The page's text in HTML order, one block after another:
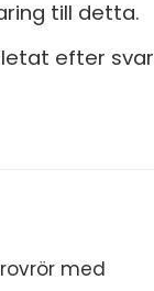
till detta.
efter
med